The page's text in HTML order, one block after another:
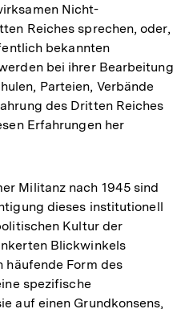
Nicht-
Reiches sprechen, oder,
bekannten
bei ihrer Bearbeitung
Parteien, Verbände
des Dritten Reiches
Erfahrungen her
Militanz nach 1945 sind
dieses institutionell
Kultur der
Blickwinkels
häufende Form des
spezifische
auf einen Grundkonsens,